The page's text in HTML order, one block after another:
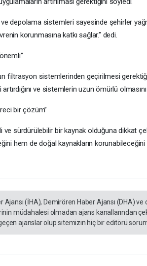
depolama sistemleri sayesinde şehirler
korunmasına katkı sağlar.” dedi.
filtrasyon sistemlerinden geçirilmesi
artırdığını ve sistemlerin uzun ömürlü olmasını
bir çözüm”
ve sürdürülebilir bir kaynak olduğuna dikkat
hem de doğal kaynakların korunabileceğini
Ajansı (İHA), Demirören Haber Ajansı (DHA)
müdahalesi olmadan ajans kanallarından
ajanslar olup sitemizin hiç bir editörü